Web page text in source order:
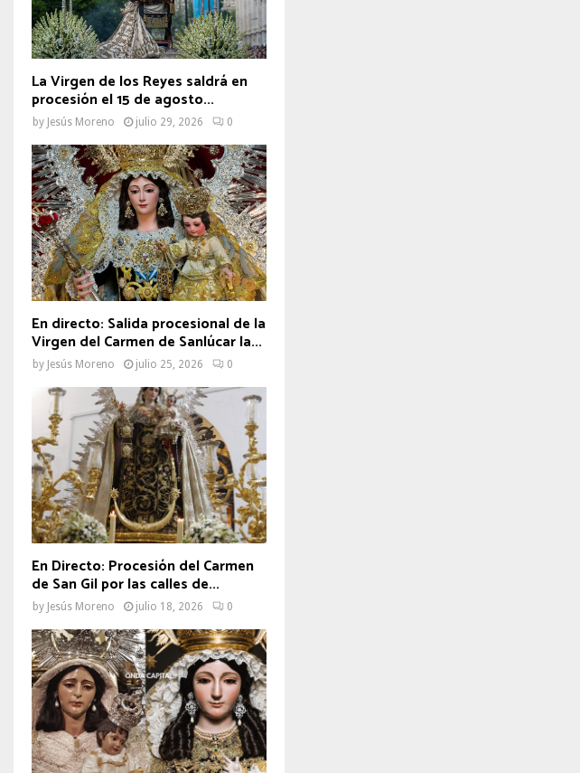
La Virgen de los Reyes saldrá en
procesión el 15 de agosto...
by Jesús Moreno julio 29, 2026 0
En directo: Salida procesional de la
Virgen del Carmen de Sanlúcar la...
by Jesús Moreno julio 25, 2026 0
En Directo: Procesión del Carmen
de San Gil por las calles de...
by Jesús Moreno julio 18, 2026 0